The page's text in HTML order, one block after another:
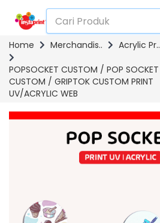
Home Merchandis.. Acrylic Pr..
POPSOCKET CUSTOM / POP SOCKET
CUSTOM / GRIPTOK CUSTOM PRINT
UV/ACRYLIC WEB